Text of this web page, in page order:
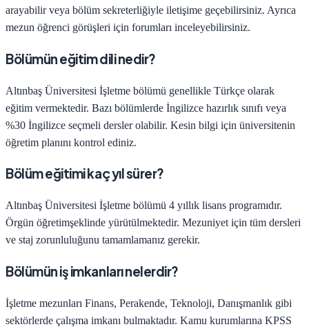
arayabilir veya bölüm sekreterliğiyle iletişime geçebilirsiniz. Ayrıca
mezun öğrenci görüşleri için forumları inceleyebilirsiniz.
Bölümün eğitim dili nedir?
Altınbaş Üniversitesi İşletme bölümü genellikle Türkçe olarak
eğitim vermektedir. Bazı bölümlerde İngilizce hazırlık sınıfı veya
%30 İngilizce seçmeli dersler olabilir. Kesin bilgi için üniversitenin
öğretim planını kontrol ediniz.
Bölüm eğitimi kaç yıl sürer?
Altınbaş Üniversitesi İşletme bölümü 4 yıllık lisans programıdır.
Örgün öğretimşeklinde yürütülmektedir. Mezuniyet için tüm dersleri
ve staj zorunluluğunu tamamlamanız gerekir.
Bölümün iş imkanları nelerdir?
İşletme mezunları Finans, Perakende, Teknoloji, Danışmanlık gibi
sektörlerde çalışma imkanı bulmaktadır. Kamu kurumlarına KPSS